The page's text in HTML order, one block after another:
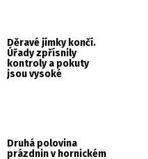
Děravé jímky končí.
Úřady zpřísnily
kontroly a pokuty
jsou vysoké
Druhá polovina
prázdnin v hornickém